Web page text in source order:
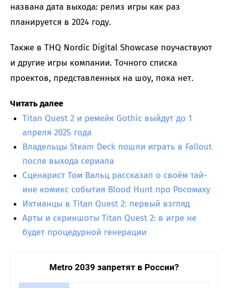
названа дата выхода: релиз игры как раз
планируется в 2024 году.
Также в THQ Nordic Digital Showcase поучаствуют
и другие игры компании. Точного списка
проектов, представленных на шоу, пока нет.
Читать далее
Titan Quest 2 и ремейк Gothic выйдут до 1
апреля 2025 года
Владельцы Steam Deck пошли играть в Fallout
после выхода сериала
Сценарист Том Вальц рассказал о своём тай-
ине комикс события Blood Hunt про Росомаху
Ихтианцы в Titan Quest 2: первый взгляд
Арты и скриншоты Titan Quest 2: в игре не
будет процедурной генерации
Metro 2039 запретят в России?